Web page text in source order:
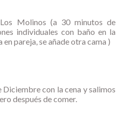
Molinos (a 30 minutos de
individuales con baño en la
pareja, se añade otra cama )
Diciembre con la cena y salimos
después de comer.